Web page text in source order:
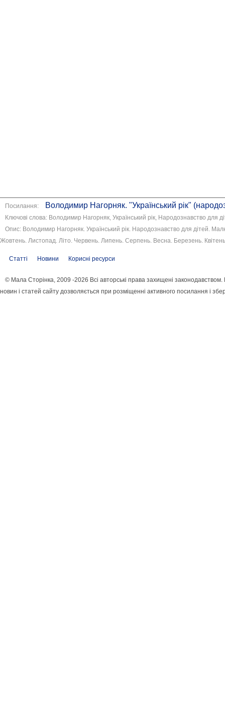
Посилання: Володимир Нагорняк. "Український рік"
Ключові слова: Володимир Нагорняк, Український рік, Народознавство
Опис: Володимир Нагорняк. Український рік. Народознавство для дітей.
Жовтень. Листопад. Літо. Червень. Липень. Серпень. Весна. Березень.
Статті Новини Корисні ресурси
© Мала Сторінка, 2009 -2026 Всі авторські права захищені
новин і статей сайту дозволяється при розміщенні активного посилання і